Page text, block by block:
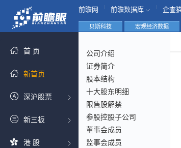
前瞻网 前瞻数据库 企查
首 页
新首页
深沪股票
新三板
港 股
贝斯科技 宏观经济数据
公司介绍
证券简介
股本结构
十大股东明细
限售股解禁
参股控股子公司
董事会成员
监事会成员